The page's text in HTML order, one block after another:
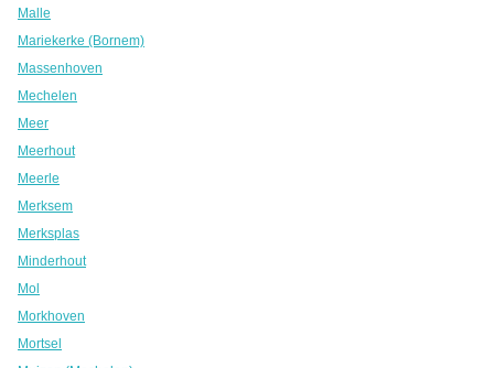
Malle
Mariekerke (Bornem)
Massenhoven
Mechelen
Meer
Meerhout
Meerle
Merksem
Merksplas
Minderhout
Mol
Morkhoven
Mortsel